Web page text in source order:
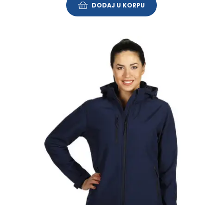
DODAJ U KORPU